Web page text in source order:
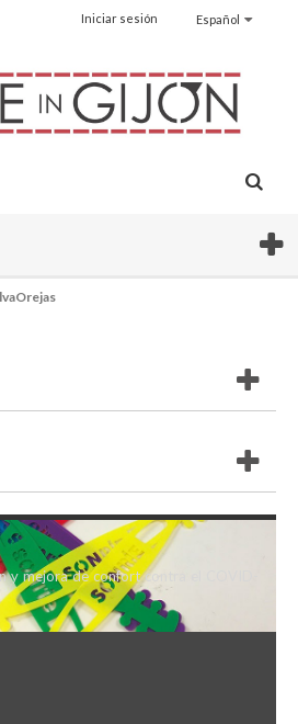
Español
Iniciar sesión
y mejora de confort contra el COVID-